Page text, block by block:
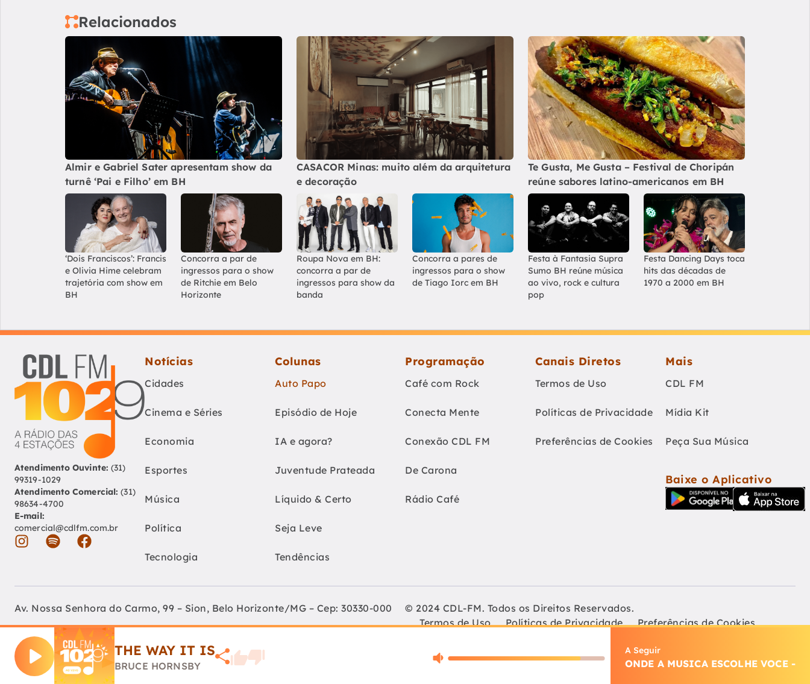
THE WAY IT IS
BRUCE HORNSBY
A Seguir
ONDE A MUSICA ESCOLHE VOCE-
Relacionados
Almir e Gabriel Sater apresentam show da
turnê ‘Pai e Filho’ em BH
CASACOR Minas: muito além da arquitetura
e decoração
Te Gusta, Me Gusta – Festival de Choripán
reúne sabores latino-americanos em BH
‘Dois Franciscos’: Francis
e Olivia Hime celebram
trajetória com show em
BH
Concorra a par de
ingressos para o show
de Ritchie em Belo
Horizonte
Roupa Nova em BH:
concorra a par de
ingressos para show da
banda
Concorra a pares de
ingressos para o show
de Tiago Iorc em BH
Festa à Fantasia Supra
Sumo BH reúne música
ao vivo, rock e cultura
pop
Festa Dancing Days toca
hits das décadas de
1970 a 2000 em BH
Atendimento Ouvinte: (31)
99319-1029
Atendimento Comercial: (31)
98634-4700
E-mail:
comercial@cdlfm.com.br
Notícias
Cidades
Cinema e Séries
Economia
Esportes
Música
Política
Tecnologia
Colunas
Auto Papo
Episódio de Hoje
IA e agora?
Juventude Prateada
Líquido & Certo
Seja Leve
Tendências
Programação
Café com Rock
Conecta Mente
Conexão CDL FM
De Carona
Rádio Café
Canais Diretos
Termos de Uso
Políticas de Privacidade
Preferências de Cookies
Mais
CDL FM
Mídia Kit
Peça Sua Música
Baixe o Aplicativo
Av. Nossa Senhora do Carmo, 99 – Sion, Belo Horizonte/MG – Cep: 30330-000
Fundação Educativa Cultural Câmara De Dirigentes Lojistas de Belo Horizonte
CNPJ: 04.210.060/0001-90
© 2024 CDL-FM. Todos os Direitos Reservados.
Termos de Uso
Políticas de Privacidade Preferências de Cookies